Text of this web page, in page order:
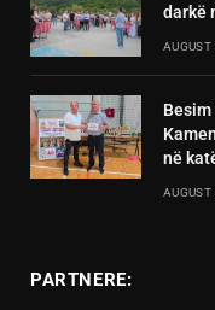
darkë
në
PARTNERE: